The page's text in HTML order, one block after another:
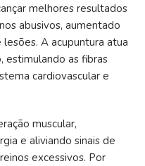
melhores resultados
abusivos, aumentado
A acupuntura atua
estimulando as fibras
cardiovascular e
muscular,
e aliviando sinais de
excessivos. Por